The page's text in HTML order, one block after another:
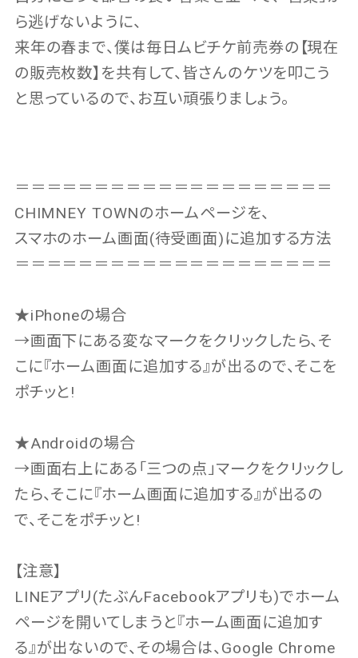
ら逃げないように、
来年の春まで、僕は毎日ムビチケ前売券の【現在
の販売枚数】を共有して、皆さんのケツを叩こう
と思っているので、お互い頑張りましょう。
＝＝＝＝＝＝＝＝＝＝＝＝＝＝＝＝＝＝＝＝
CHIMNEY TOWNのホームページを、
スマホのホーム画面(待受画面)に追加する方法
＝＝＝＝＝＝＝＝＝＝＝＝＝＝＝＝＝＝＝＝
★iPhoneの場合
→画面下にある変なマークをクリックしたら、そ
こに『ホーム画面に追加する』が出るので、そこを
ポチッと!
★Androidの場合
→画面右上にある「三つの点」マークをクリックし
たら、そこに『ホーム画面に追加する』が出るの
で、そこをポチッと!
【注意】
LINEアプリ(たぶんFacebookアプリも)でホーム
ページを開いてしまうと『ホーム画面に追加す
る』が出ないので、その場合は、Google Chrome